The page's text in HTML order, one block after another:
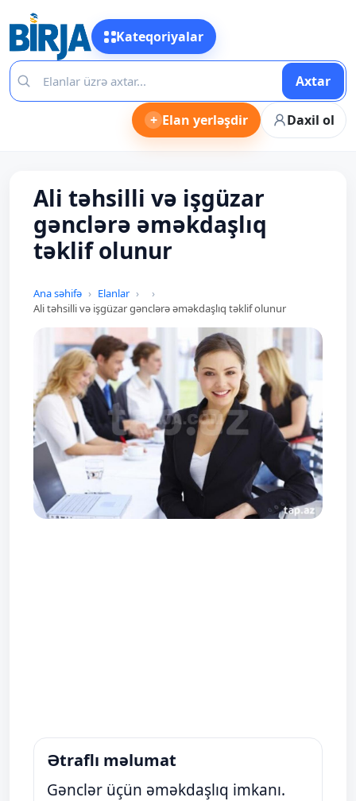
Kateqoriyalar
Axtar
+ Elan yerləşdir Daxil ol
Ali təhsilli və işgüzar
gənclərə əməkdaşlıq
təklif olunur
Ana səhifə
Elanlar
Ali təhsilli və işgüzar gənclərə əməkdaşlıq təklif olunur
Ətraflı məlumat
Gənclər üçün əməkdaşlıq imkanı.